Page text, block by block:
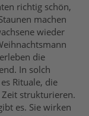
richtig schön,
machen
wieder
die
In solch
Rituale, die
strukturieren.
es. Sie wirken